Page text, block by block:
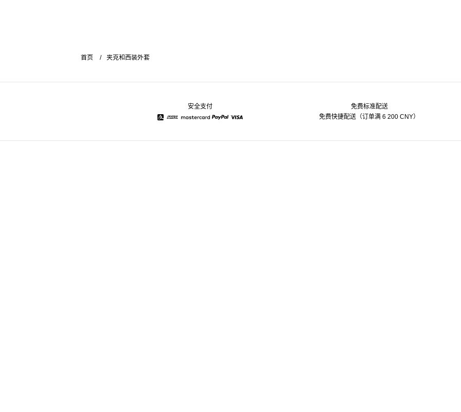
首页 夹克和西装外套
安全支付 免费标准配送
免费快捷配送（订单满 6 200 CNY）